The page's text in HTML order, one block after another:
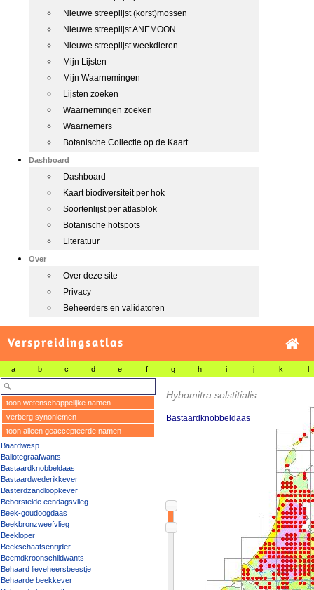
Nieuwe streeplijst (korst)mossen
Nieuwe streeplijst ANEMOON
Nieuwe streeplijst weekdieren
Mijn Lijsten
Mijn Waarnemingen
Lijsten zoeken
Waarnemingen zoeken
Waarnemers
Botanische Collectie op de Kaart
Dashboard
Dashboard
Kaart biodiversiteit per hok
Soortenlijst per atlasblok
Botanische hotspots
Literatuur
Over
Over deze site
Privacy
Beheerders en validatoren
Verspreidingsatlas
a b c d e f g h i j k l
toon wetenschappelijke namen
verberg synoniemen
toon alleen geaccepteerde namen
Baardwesp
Ballotegraafwants
Bastaardknobbeldaas
Bastaardwederikkever
Basterdzandloopkever
Beborstelde eendagsvlieg
Beek-goudoogdaas
Beekbronzweefvlieg
Beekloper
Beekschaatsenrijder
Beemdkroonschildwants
Behaard lieveheersbeestje
Behaarde beekkever
Hybomitra solstitialis
Bastaardknobbeldaas